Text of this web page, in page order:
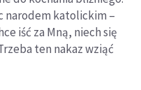
narodem katolickim –
iść za Mną, niech się
ten nakaz wziąć